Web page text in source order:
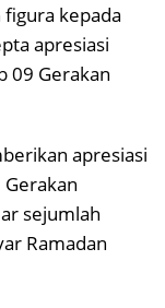
figura kepada
apresiasi
09 Gerakan
apresiasi
Gerakan
sejumlah
Ramadan